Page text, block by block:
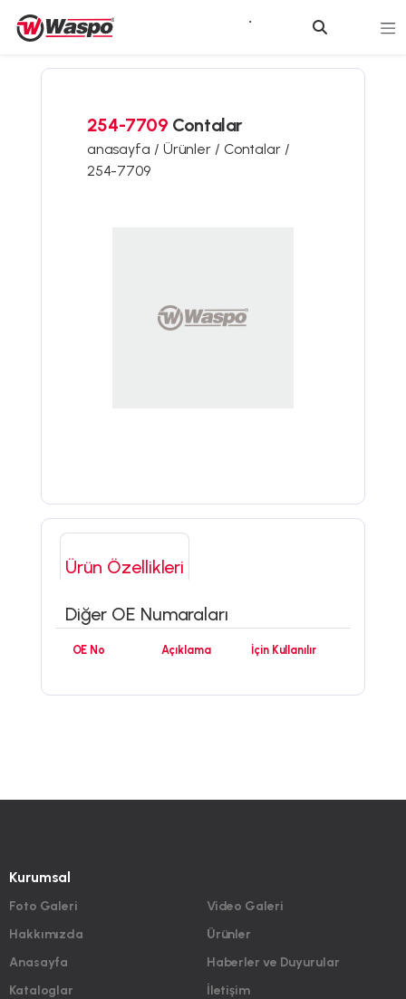
254-7709 Contalar
anasayfa / Ürünler / Contalar /
254-7709
Ürün Özellikleri
Diğer OE Numaraları
OE No Açıklama İçin Kullanılır
Kurumsal
Foto Galeri
Hakkımızda
Anasayfa
Kataloglar
Video Galeri
Ürünler
Haberler ve Duyurular
İletişim